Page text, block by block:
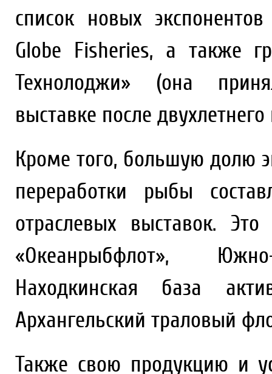
список новых
Globe Fisheries, а также
Технолоджи» (она
выставке после
Кроме того, большую долю
переработки рыбы
отраслевых выставок.
«Океанрыбфлот»,
Находкинская база
Архангельский траловый
Также свою продукцию и